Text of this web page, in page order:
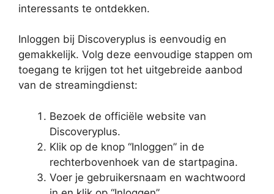
interessants te ontdekken.
Inloggen bij Discoveryplus is eenvoudig en
gemakkelijk. Volg deze eenvoudige stappen om
toegang te krijgen tot het uitgebreide aanbod
van de streamingdienst:
Bezoek de officiële website van
Discoveryplus.
Klik op de knop “Inloggen” in de
rechterbovenhoek van de startpagina.
Voer je gebruikersnaam en wachtwoord